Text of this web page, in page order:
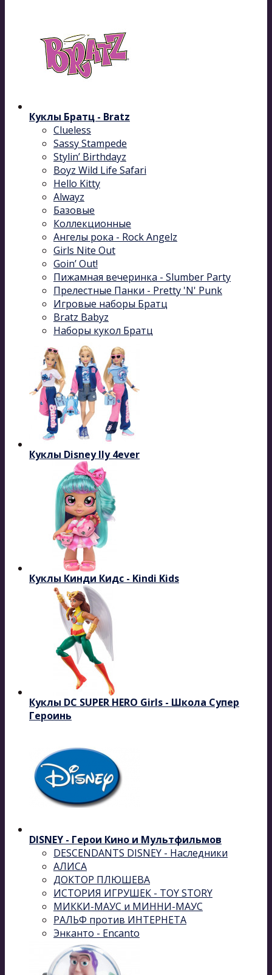
Куклы Братц - Bratz
Clueless
Sassy Stampede
Stylin’ Birthdayz
Boyz Wild Life Safari
Hello Kitty
Alwayz
Базовые
Коллекционные
Ангелы рока - Rock Angelz
Girls Nite Out
Goin’ Out!
Пижамная вечеринка - Slumber Party
Прелестные Панки - Pretty 'N' Punk
Игровые наборы Братц
Bratz Babyz
Наборы кукол Братц
Куклы Disney Ily 4ever
Куклы Кинди Кидс - Kindi Kids
Куклы DC SUPER HERO Girls - Школа Супер
Героинь
DISNEY - Герои Кино и Мультфильмов
DESCENDANTS DISNEY - Наследники
АЛИСА
ДОКТОР ПЛЮШЕВА
ИСТОРИЯ ИГРУШЕК - TOY STORY
МИККИ-МАУС и МИННИ-МАУС
РАЛЬФ против ИНТЕРНЕТА
Энканто - Encanto